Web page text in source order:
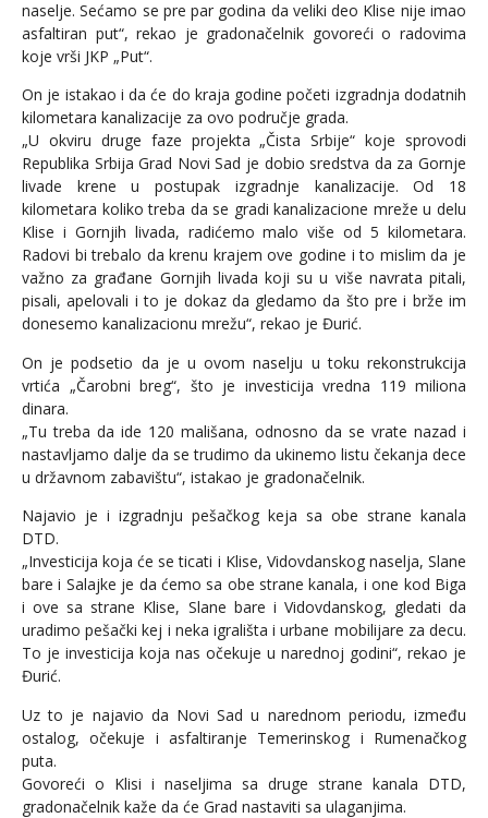
naselje. Sećamo se pre par godina da veliki deo Klise nije imao
asfaltiran put“, rekao je gradonačelnik govoreći o radovima
koje vrši JKP „Put“.
On je istakao i da će do kraja godine početi izgradnja dodatnih
kilometara kanalizacije za ovo područje grada.
„U okviru druge faze projekta „Čista Srbije“ koje sprovodi
Republika Srbija Grad Novi Sad je dobio sredstva da za Gornje
livade krene u postupak izgradnje kanalizacije. Od 18
kilometara koliko treba da se gradi kanalizacione mreže u delu
Klise i Gornjih livada, radićemo malo više od 5 kilometara.
Radovi bi trebalo da krenu krajem ove godine i to mislim da je
važno za građane Gornjih livada koji su u više navrata pitali,
pisali, apelovali i to je dokaz da gledamo da što pre i brže im
donesemo kanalizacionu mrežu“, rekao je Đurić.
On je podsetio da je u ovom naselju u toku rekonstrukcija
vrtića „Čarobni breg“, što je investicija vredna 119 miliona
dinara.
„Tu treba da ide 120 mališana, odnosno da se vrate nazad i
nastavljamo dalje da se trudimo da ukinemo listu čekanja dece
u državnom zabavištu“, istakao je gradonačelnik.
Najavio je i izgradnju pešačkog keja sa obe strane kanala
DTD.
„Investicija koja će se ticati i Klise, Vidovdanskog naselja, Slane
bare i Salajke je da ćemo sa obe strane kanala, i one kod Biga
i ove sa strane Klise, Slane bare i Vidovdanskog, gledati da
uradimo pešački kej i neka igrališta i urbane mobilijare za decu.
To je investicija koja nas očekuje u narednoj godini“, rekao je
Đurić.
Uz to je najavio da Novi Sad u narednom periodu, između
ostalog, očekuje i asfaltiranje Temerinskog i Rumenačkog
puta.
Govoreći o Klisi i naseljima sa druge strane kanala DTD,
gradonačelnik kaže da će Grad nastaviti sa ulaganjima.